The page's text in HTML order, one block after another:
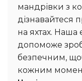
мандрівки з
дізнавайтеся
на яхтах. Наша
допоможе
безпечним,
кожним